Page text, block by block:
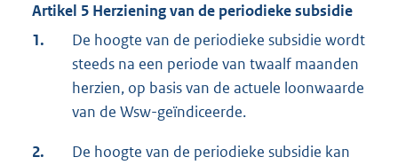
Artikel 5 Herziening van de periodieke subsidie
1.
De hoogte van de periodieke subsidie wordt
steeds na een periode van twaalf maanden
herzien, op basis van de actuele loonwaarde
van de Wsw-geïndiceerde.
2.
De hoogte van de periodieke subsidie kan